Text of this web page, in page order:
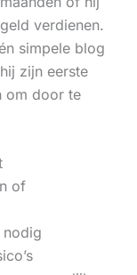
verdienen.
simpele blog
zijn eerste
om door te
of
nodig